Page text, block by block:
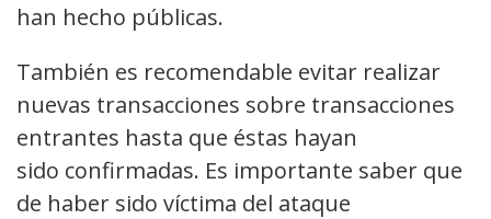
han hecho públicas.
También es recomendable evitar realizar
nuevas transacciones sobre transacciones
entrantes hasta que éstas hayan
sido confirmadas. Es importante saber que
de haber sido víctima del ataque